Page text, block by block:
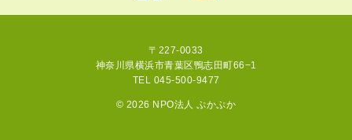
〒227-0033
神奈川県横浜市青葉区鴨志田町66−1
TEL 045-500-9477
© 2026 NPO法人 ぷかぷか